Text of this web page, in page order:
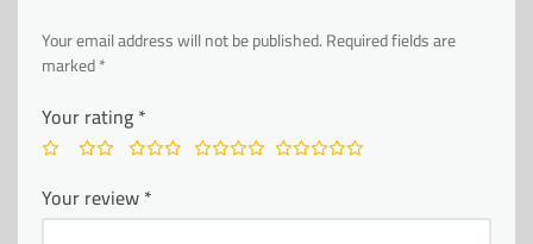
Your email address will not be published.Required fields are
marked*
Your rating*
Your review*